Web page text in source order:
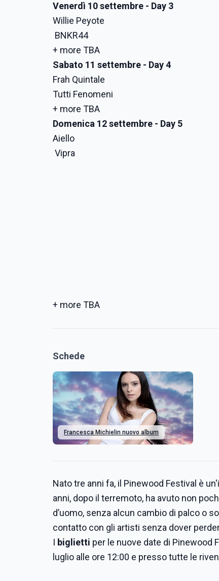
Venerdì 10 settembre - Day 3
Willie Peyote
BNKR44
+ more TBA
Sabato 11 settembre - Day 4
Frah Quintale
Tutti Fenomeni
+ more TBA
Domenica 12 settembre - Day 5
Aiello
Vipra
+ more TBA
Schede
Francesca Michielin nuovo album
Nato tre anni fa, il Pinewood Festival è
anni, dopo il terremoto, ha avuto non
d’uomo, senza alcun cambio di palco o
contatto con gli artisti senza dover
I biglietti per le nuove date di Pinewood
luglio alle ore 12:00 e presso tutte le